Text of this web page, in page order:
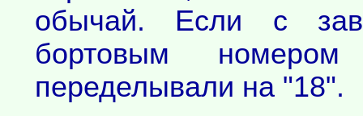
обычай. Если с
бортовым
переделывали на "18".